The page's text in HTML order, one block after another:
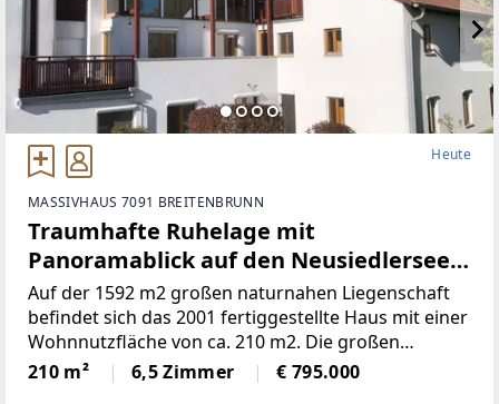
Heute
MASSIVHAUS 7091 BREITENBRUNN
Traumhafte Ruhelage mit
Panoramablick auf den Neusiedlersee
(Provisionsfrei)
Auf der 1592 m2 großen naturnahen Liegenschaft
befindet sich das 2001 fertiggestellte Haus mit einer
Wohnnutzfläche von ca. 210 m2. Die großen
Fensterspenden viel Tageslicht und ermöglichen auf
mehreren Ebenen einenaußergewöhnlichen Blick
210 m² 6,5 Zimmer € 795.000